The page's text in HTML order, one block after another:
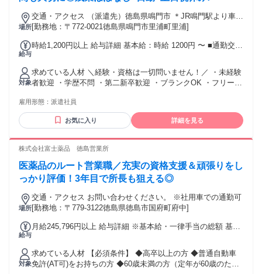
場所
交通・アクセス （派遣先）徳島県鳴門市 ＊JR鳴門駅より車7
分 ＊松茂町から約15分 ＊北島町から約20分 ＊徳島市から約
[勤務地：〒772-0021徳島県鳴門市里浦町里浦]
給与
時給1,200円以上 給与詳細 基本給：時給 1200円 〜 ■通勤交通
1万5000円/規定有） ■昇給あり ■賞与あり
対象
求めている人材 ＼経験・資格は一切問いません！／ ・未経験
者歓迎 ・学歴不問 ・第二新卒歓迎 ・ブランクOK ・フリータ
日勤で働きたい ✅土日祝はしっかり休みたい ✅コツコツ作業
が好き ✅安定した職場で長く働きたい
雇用形態： 派遣社員
お気に入り 詳細を見る
株式会社富士薬品 徳島営業所
医薬品のルート営業職／充実の資格支援＆頑張りをし
っかり評価！3年目で所長も狙える◎
場所
交通・アクセス お問い合わせください。 ※社用車での通勤可
[勤務地：〒779-3122徳島県徳島市国府町府中]
給与
月給245,796円以上 給与詳細 ※基本給・一律手当の総額 基本
律で支払われる通勤・皆勤・家族手当金額：なし 全員に一律
で支払われるその他手当金額：あり 1ヶ月あたり3万5796円 〜
固定残業代：あり ※上記その他手当に記載 1ヶ月あたり3万
対象
求めている人材 【必須条件】 ◆高卒以上の方 ◆普通自動車
免許(AT可)をお持ちの方 ◆60歳未満の方（定年が60歳のた